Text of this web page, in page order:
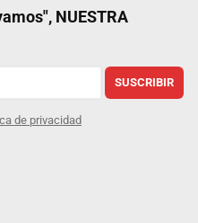
NUESTRA
SUSCRIBIR
de privacidad